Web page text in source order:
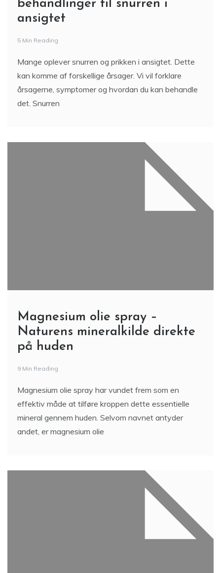
behandlinger til snurren i
ansigtet
5 Min Reading
Mange oplever snurren og prikken i ansigtet. Dette
kan komme af forskellige årsager. Vi vil forklare
årsagerne, symptomer og hvordan du kan behandle
det. Snurren
Magnesium olie spray –
Naturens mineralkilde direkte
på huden
9 Min Reading
Magnesium olie spray har vundet frem som en
effektiv måde at tilføre kroppen dette essentielle
mineral gennem huden. Selvom navnet antyder
andet, er magnesium olie